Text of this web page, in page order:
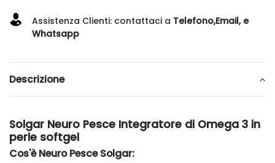
Assistenza Clienti: contattaci a Telefono,Email, e
Whatsapp
Descrizione
Solgar Neuro Pesce Integratore di Omega 3 in
perle softgel
Cos'è Neuro Pesce Solgar: